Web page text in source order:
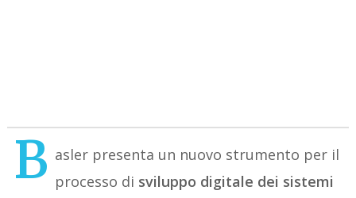
B asler presenta un nuovo strumento per il
processo di sviluppo digitale dei sistemi